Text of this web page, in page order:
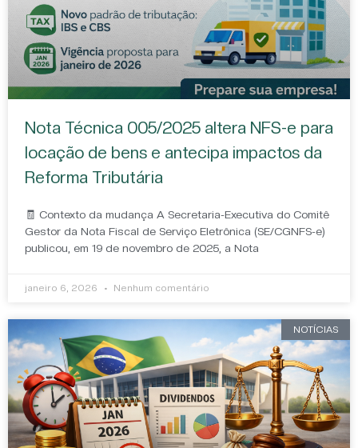
Nota Técnica 005/2025 altera NFS-e para
locação de bens e antecipa impactos da
Reforma Tributária
🧾 Contexto da mudança A Secretaria-Executiva do Comitê
Gestor da Nota Fiscal de Serviço Eletrônica (SE/CGNFS-e)
publicou, em 19 de novembro de 2025, a Nota
janeiro 6, 2026 Nenhum comentário
NOTÍCIAS